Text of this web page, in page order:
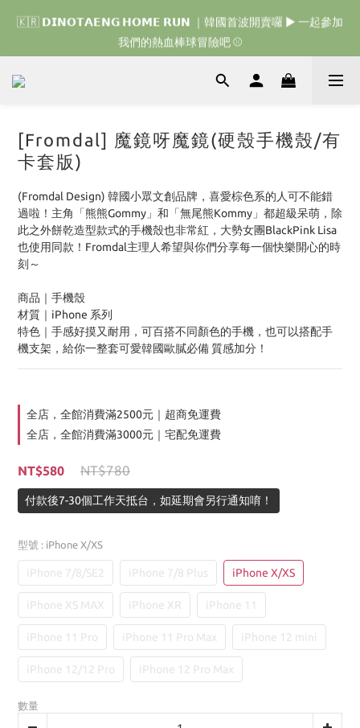
🇰🇷 𝗗𝗜𝗡𝗢𝗧𝗔𝗘𝗡𝗚 𝗛𝗢𝗠𝗘 𝗥𝗨𝗡 ｜韓國首波開賣囉 ▶ 一起參加
我們的熱血棒球冒險吧 ⚾️
🇰🇷 𝗗𝗜𝗡𝗢𝗧𝗔𝗘𝗡𝗚 𝗛𝗢𝗠𝗘 𝗥𝗨𝗡 ｜韓國首波開賣囉 ▶ 一起參加
我們的熱血棒球冒險吧 ⚾️
🇯🇵 𝗗𝗜𝗡𝗢𝗧𝗔𝗘𝗡𝗚 𝗢𝗡𝗘 𝗠𝗢𝗥𝗘 𝗕𝗜𝗧𝗘｜日本限時接單中
🇰🇷 𝗗𝗜𝗡𝗢𝗧𝗔𝗘𝗡𝗚 𝗛𝗢𝗠𝗘 𝗥𝗨𝗡 ｜韓國首波開賣囉 ▶ 一起參加
我們的熱血棒球冒險吧 ⚾️
[Fromdal] 魔鏡呀魔鏡(硬殼手機殼/有
卡套版)
(Fromdal Design) 韓國小眾文創品牌，喜愛棕色系的人可不能錯
過啦！主角「熊熊Gommy」和「無尾熊Kommy」都超級呆萌，除
此之外餅乾造型款式的手機殼也非常紅，大勢女團BlackPink Lisa
也使用同款！Fromdal主理人希望與你們分享每一個快樂開心的時
刻～
商品｜手機殼
材質｜iPhone 系列
特色｜手感好摸又耐用，可百搭不同顏色的手機，也可以搭配手
機支架，給你一整套可愛韓國歐膩必備 質感加分！
全店，全館消費滿2500元｜超商免運費
全店，全館消費滿3000元｜宅配免運費
NT$580 NT$780
付款後7-30個工作天抵台，如延期會另行通知唷！
型號 : iPhone X/XS
iPhone 7/8/SE2 iPhone 7/8 Plus iPhone X/XS
iPhone XS MAX iPhone XR iPhone 11
iPhone 11 Pro iPhone 11 Pro Max iPhone 12 mini
iPhone 12/12 Pro iPhone 12 Pro Max
數量